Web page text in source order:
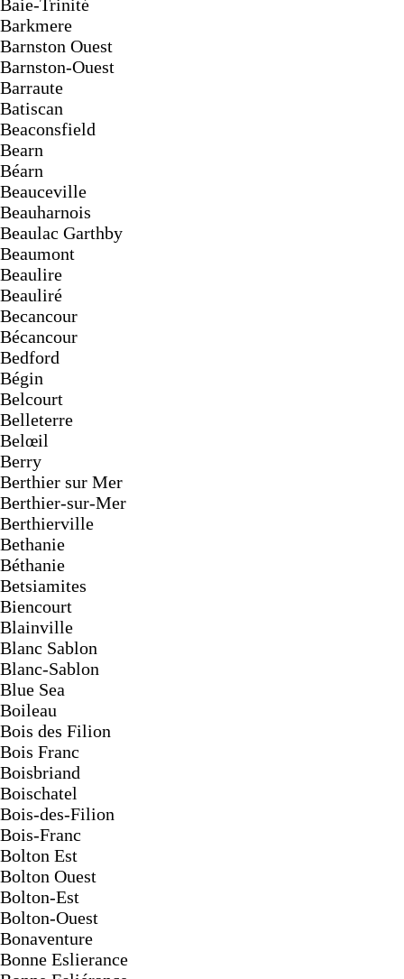
Baie-Trinité
Barkmere
Barnston Ouest
Barnston-Ouest
Barraute
Batiscan
Beaconsfield
Bearn
Béarn
Beauceville
Beauharnois
Beaulac Garthby
Beaumont
Beaulire
Beauliré
Becancour
Bécancour
Bedford
Bégin
Belcourt
Belleterre
Belœil
Berry
Berthier sur Mer
Berthier-sur-Mer
Berthierville
Bethanie
Béthanie
Betsiamites
Biencourt
Blainville
Blanc Sablon
Blanc-Sablon
Blue Sea
Boileau
Bois des Filion
Bois Franc
Boisbriand
Boischatel
Bois-des-Filion
Bois-Franc
Bolton Est
Bolton Ouest
Bolton-Est
Bolton-Ouest
Bonaventure
Bonne Eslierance